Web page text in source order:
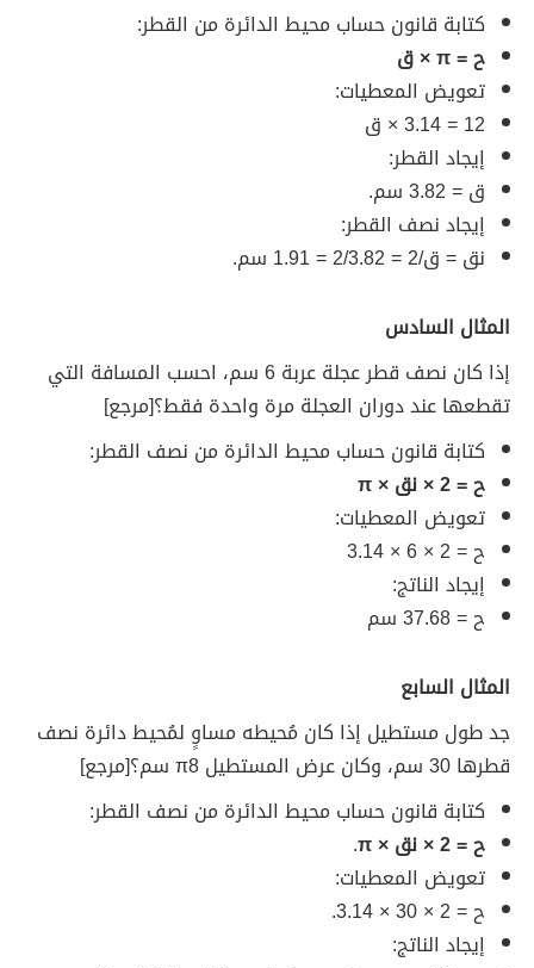
كتابة قانون حساب محيط الدائرة من القطر:
ح = π × ق
تعويض المعطيات:
12 = 3.14 × ق
إيجاد القطر:
ق = 3.82 سم.
إيجاد نصف القطر:
نق = ق/2 = 2/3.82 = 1.91 سم.
المثال السادس
إذا كان نصف قطر عجلة عربة 6 سم، احسب المسافة التي
تقطعها عند دوران العجلة مرة واحدة فقط؟ [مرجع]
كتابة قانون حساب محيط الدائرة من نصف القطر:
ح = 2 × نق × π
تعويض المعطيات:
ح = 2 × 6 × 3.14
إيجاد الناتج:
ح = 37.68 سم
المثال السابع
جد طول مستطيل إذا كان مُحيطه مساوٍ لمُحيط دائرة نصف
قطرها 30 سم، وكان عرض المستطيل π8 سم؟ [مرجع]
كتابة قانون حساب محيط الدائرة من نصف القطر:
ح = 2 × نق × π
.
تعويض المعطيات:
ح = 2 × 30 × 3.14.
إيجاد الناتج: